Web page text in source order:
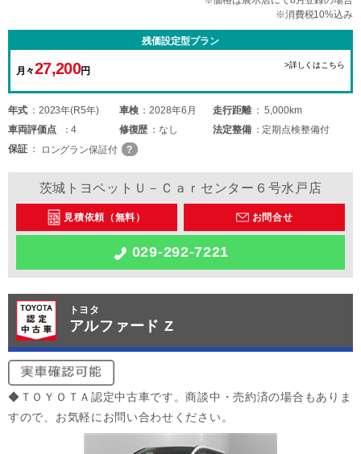
※消費税10%込み
残価設定型プラン
月々27,200円
>詳しくはこちら
年式 2023年(R5年) 車検 2028年6月 走行距離
5,000km
車両評価点 4 修復歴 なし 法定整備
定期点検整備付
保証
ロングラン保証付
茨城トヨペットＵ－Ｃａｒセンター６号水戸店
見積依頼（無料） お問合せ
029-292-7221
トヨタ
アルファード Z
◆ＴＯＹＯＴＡ認定中古車です。商談中・売約済の場合もありま
すので、お気軽にお問い合わせください。